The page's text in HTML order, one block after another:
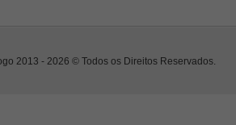
2013 - 2026 © Todos os Direitos Reservados.